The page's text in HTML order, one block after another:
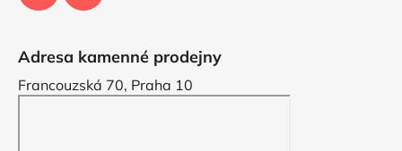
Adresa kamenné prodejny
Francouzská 70, Praha 10